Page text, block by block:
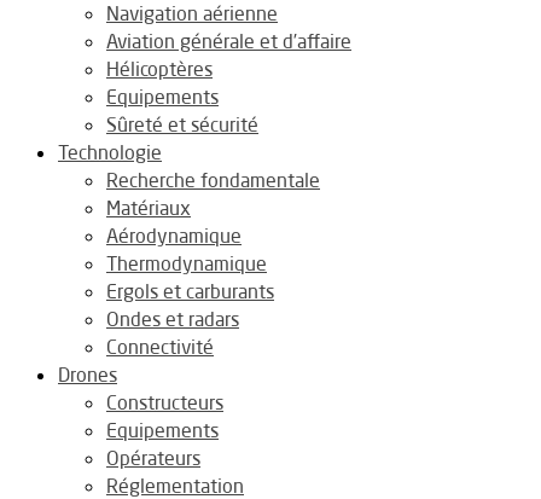
Navigation aérienne
Aviation générale et d’affaire
Hélicoptères
Equipements
Sûreté et sécurité
Technologie
Recherche fondamentale
Matériaux
Aérodynamique
Thermodynamique
Ergols et carburants
Ondes et radars
Connectivité
Drones
Constructeurs
Equipements
Opérateurs
Réglementation